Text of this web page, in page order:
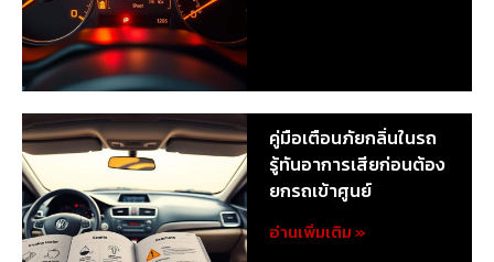
คู่มือเตือนภัยกลิ่นในรถ
รู้ทันอาการเสียก่อนต้อง
ยกรถเข้าศูนย์
อ่านเพิ่มเติม »